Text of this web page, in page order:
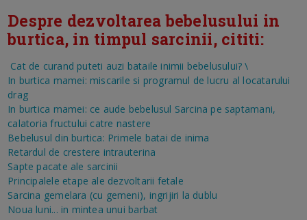
Despre dezvoltarea bebelusului in
burtica, in timpul sarcinii, cititi:
Cat de curand puteti auzi bataile inimii bebelusului? \
In burtica mamei: miscarile si programul de lucru al locatarului
drag
In burtica mamei: ce aude bebelusul Sarcina pe saptamani,
calatoria fructului catre nastere
Bebelusul din burtica: Primele batai de inima
Retardul de crestere intrauterina
Sapte pacate ale sarcinii
Principalele etape ale dezvoltarii fetale
Sarcina gemelara (cu gemeni), ingrijiri la dublu
Noua luni... in mintea unui barbat